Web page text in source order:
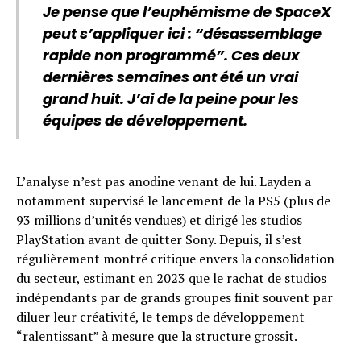
Je pense que l’euphémisme de SpaceX
peut s’appliquer ici : “désassemblage
rapide non programmé”. Ces deux
dernières semaines ont été un vrai
grand huit. J’ai de la peine pour les
équipes de développement.
L’analyse n’est pas anodine venant de lui. Layden a
notamment supervisé le lancement de la PS5 (plus de
93 millions d’unités vendues) et dirigé les studios
PlayStation avant de quitter Sony. Depuis, il s’est
régulièrement montré critique envers la consolidation
du secteur, estimant en 2023 que le rachat de studios
indépendants par de grands groupes finit souvent par
diluer leur créativité, le temps de développement
“ralentissant” à mesure que la structure grossit.